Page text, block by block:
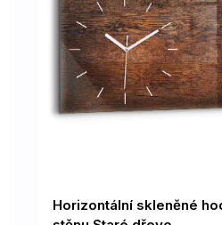
Horizontální skleněné